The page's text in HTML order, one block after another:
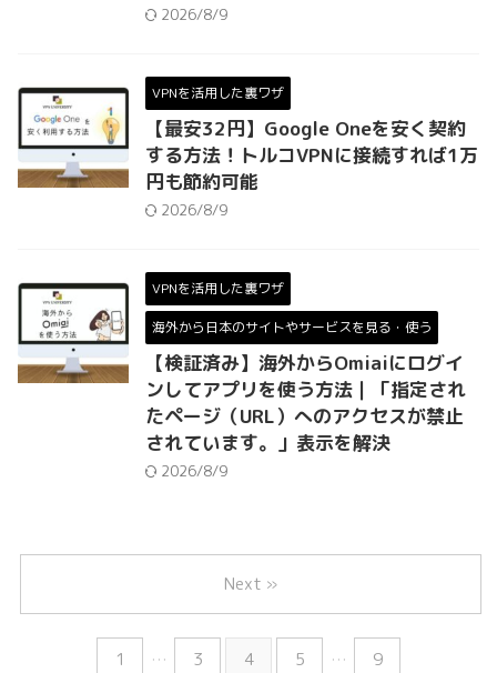
2026/8/9
VPNを活用した裏ワザ
【最安32円】Google Oneを安く契約
する方法！トルコVPNに接続すれば1万
円も節約可能
2026/8/9
VPNを活用した裏ワザ
海外から日本のサイトやサービスを見る・使う
【検証済み】海外からOmiaiにログイ
ンしてアプリを使う方法｜「指定され
たページ（URL）へのアクセスが禁止
されています。」表示を解決
2026/8/9
1 … 3 4 5 … 9
Next »